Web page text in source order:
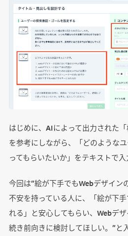
はじめに、AIによって出力された「
を参考にしながら、「どのような
ってもらいたいか」をテキストで入
今回は“絵が下手でもWebデザイン
不安を持っている人に、「絵が下
れる」と安心してもらい、Webデ
続き前向きに検討してほしい。”と